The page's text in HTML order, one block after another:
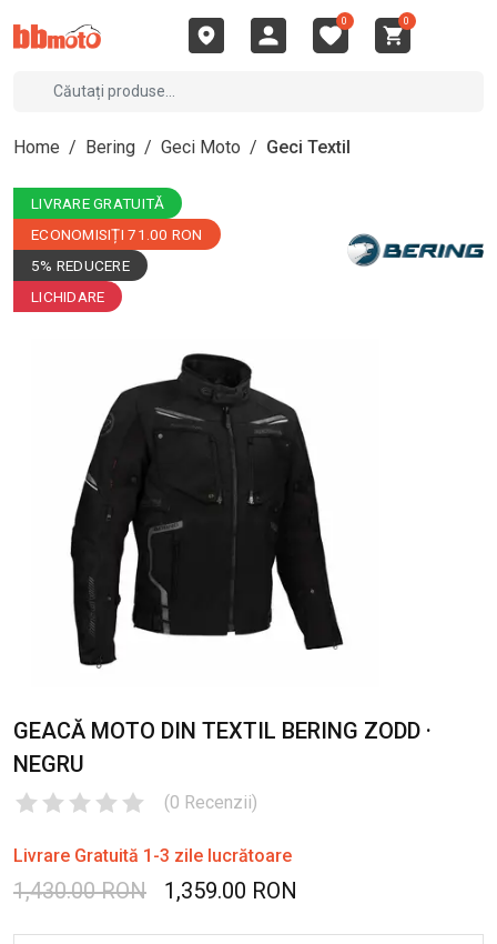
0 0
Home / Bering / Geci Moto / Geci Textil
LIVRARE GRATUITĂ
ECONOMISIȚI 71.00 RON
5% REDUCERE
LICHIDARE
GEACĂ MOTO DIN TEXTIL BERING ZODD ·
NEGRU
(0 Recenzii)
Livrare Gratuită 1-3 zile lucrătoare
1,430.00 RON 1,359.00 RON